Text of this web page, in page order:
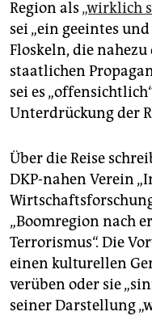
Region als „wirklich
sei „ein geeintes
Floskeln, die
staatlichen
sei es
Unterdrückung der
Über die Reise
DKP-nahen Verein
„Boomregion nach
Terrorismus“. Die
einen kulturellen
verüben oder sie
seiner Darstellung